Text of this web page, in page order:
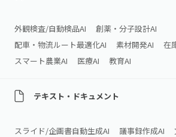
外観検査/自動検品AI
創薬・分子設計AI
配車・物流ルート最適化AI
素材開発AI
在
スマート農業AI
医療AI 教育AI
テキスト・ドキュメント
スライド/企画書自動生成AI 議事録作成AI